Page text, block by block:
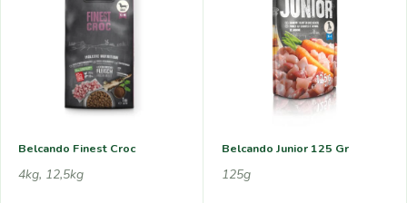
Belcando Finest Croc
4kg, 12,5kg
Belcando Junior 125 Gr
125g